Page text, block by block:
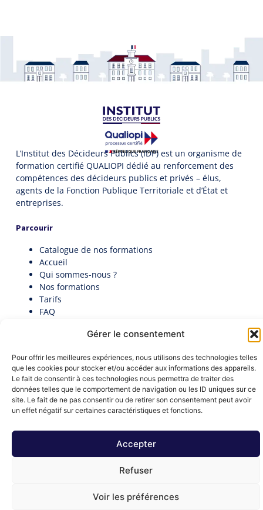
Gérer le consentement
Pour offrir les meilleures expériences, nous utilisons des technologies telles
que les cookies pour stocker et/ou accéder aux informations des appareils.
Le fait de consentir à ces technologies nous permettra de traiter des
données telles que le comportement de navigation ou les ID uniques sur ce
site. Le fait de ne pas consentir ou de retirer son consentement peut avoir
un effet négatif sur certaines caractéristiques et fonctions.
Accepter
Refuser
Voir les préférences
L’Institut des Décideurs Publics (IDP) est un organisme de
formation certifié QUALIOPI dédié au renforcement des
compétences des décideurs publics et privés – élus,
agents de la Fonction Publique Territoriale et d’État et
entreprises.
Parcourir
Catalogue de nos formations
Accueil
Qui sommes-nous ?
Nos formations
Tarifs
FAQ
Candidatez au premier Palmarès des Directeurs
Généraux en collectivité​
Documentation
Nous contacter
contact@institut-decideurs-publics.fr
1 RUE DU CENTRE 93160 NOISY-LE-GRAND
Formulaire de contact
Mentions légales
Ⓒ 2026 - All Rights Are Reserved